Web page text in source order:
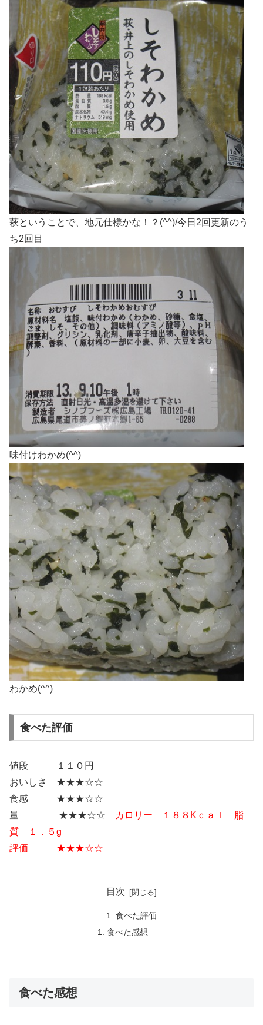
萩ということで、地元仕様かな！？(^^)/今日2回更新のう
ち2回目
味付けわかめ(^^)
わかめ(^^)
食べた評価
値段 １１０円
おいしさ ★★★☆☆
食感 ★★★☆☆
量 ★★★☆☆
カロリー １８８Kｃａｌ 脂
質 １．５g
評価 ★★★☆☆
目次
食べた評価
食べた感想
食べた感想